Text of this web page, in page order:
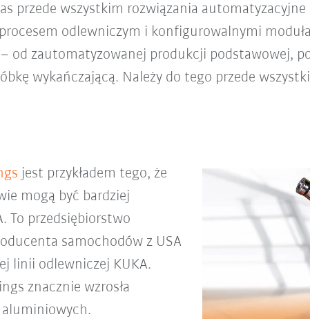
przede wszystkim rozwiązania automatyzacyjne
odlewniczym i konfigurowalnymi
od zautomatyzowanej produkcji podstawowej,
wykańczającą. Należy do tego przede
jest przykładem tego, że
mogą być bardziej
To przedsiębiorstwo
samochodów z USA
linii odlewniczej KUKA.
znacznie wzrosła
aluminiowych.